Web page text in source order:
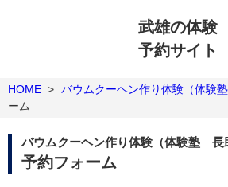
武雄の体験
予約サイト
HOME > バウムクーヘン作り体験（体験
ーム
バウムクーヘン作り体験（体験塾 長
予約フォーム